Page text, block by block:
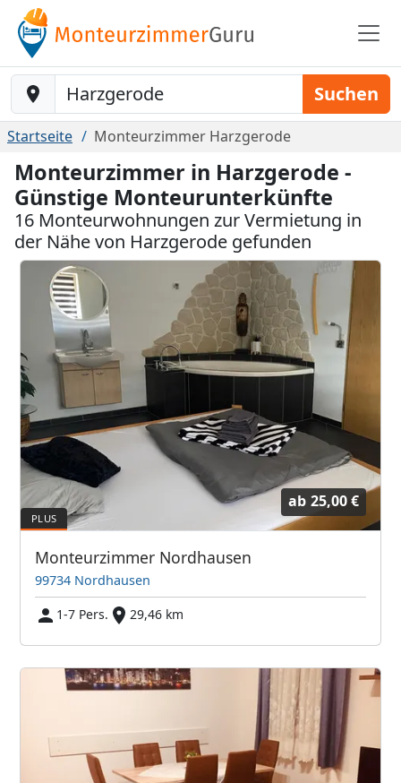
Baustelle-Location Suchen
Startseite Monteurzimmer Harzgerode
Monteurzimmer in Harzgerode -
Günstige Monteurunterkünfte
16 Monteurwohnungen zur Vermietung in
der Nähe von Harzgerode gefunden
ab 25,00 €
Monteurzimmer Nordhausen
99734 Nordhausen
1-7 Pers.
29,46 km